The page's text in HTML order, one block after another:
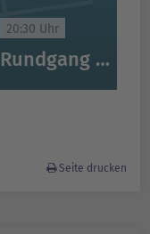
20:30 Uhr
Rundgang mit dem Nachtwächter von Schwerin
Seite drucken